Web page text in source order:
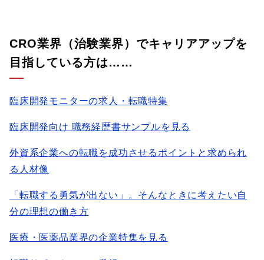
CRO業界（治験業界）でキャリアアップを
目指している方は……
臨床開発モニターの求人・転職特集
臨床開発向け 職務経歴書サンプルを見る
外資系企業への転職を成功させるポイントと求められ
る人材像
「転職する勇気が出ない」。そんなときに考えたい自
分の理想の働き方
医療・医薬品業界の企業特集を見る